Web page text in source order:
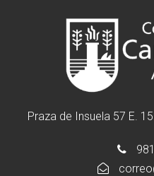
Praza de Insuela 57 E.